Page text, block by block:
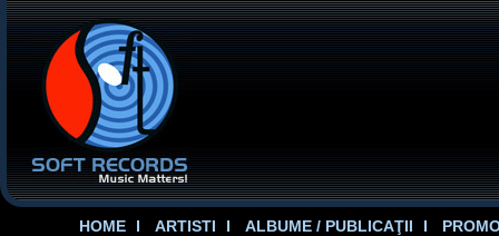
HOME ARTISTI ALBUME / PUBLICAŢII